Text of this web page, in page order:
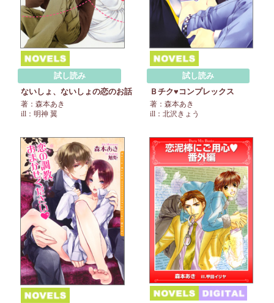
試し読み
ないしょ、ないしょの恋のお話
著：森本あき
ill：明神 翼
試し読み
Ｂチク♥コンプレックス
著：森本あき
ill：北沢きょう